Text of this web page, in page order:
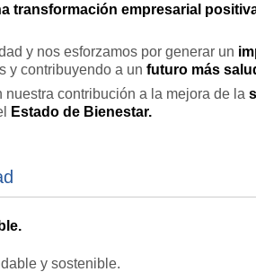
transformación empresarial
y nos esforzamos por generar un
y contribuyendo a un futuro más
nuestra contribución a la mejora de la
Estado de Bienestar.
y sostenible.